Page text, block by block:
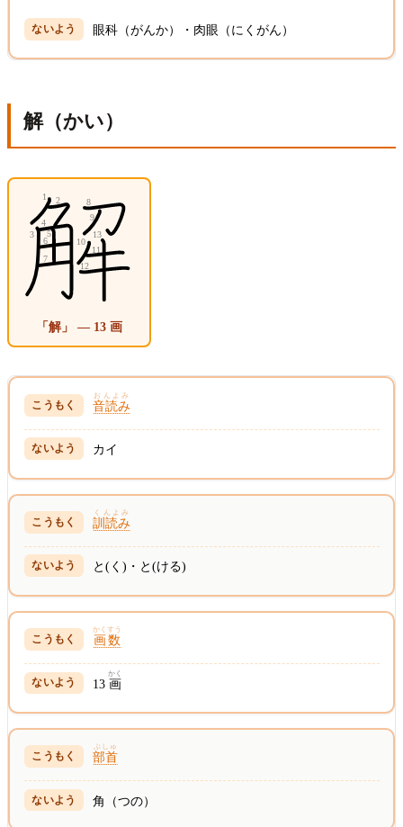
眼科（がんか）・肉眼（にくがん）
解（かい）
「解」 — 13 画
音読み
おんよみ
カイ
訓読み
くんよみ
と(く)・と(ける)
画数
かくすう
13画
かく
部首
ぶしゅ
角（つの）